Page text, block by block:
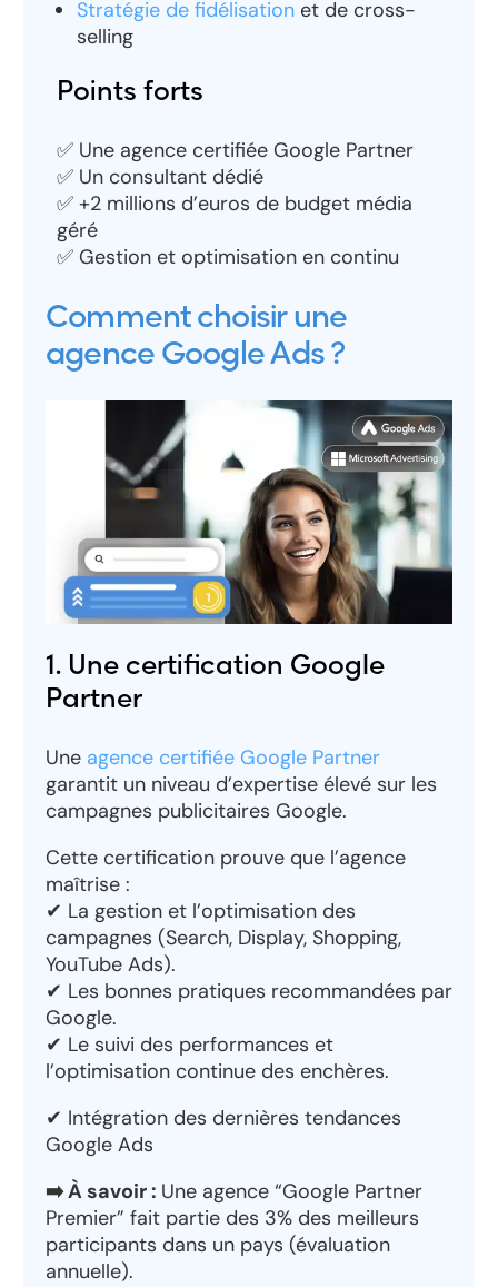
Stratégie de fidélisationet de cross-
selling
Points forts
✅ Une agence certifiée Google Partner
✅ Un consultant dédié
✅ +2 millions d’euros de budget média
géré
✅ Gestion et optimisation en continu
Comment choisir une
agence Google Ads ?
1. Une certification Google
Partner
Une agence certifiée Google Partner
garantit un niveau d’expertise élevé sur les
campagnes publicitaires Google.
Cette certification prouve que l’agence
maîtrise :
✔ La gestion et l’optimisation des
campagnes (Search, Display, Shopping,
YouTube Ads).
✔ Les bonnes pratiques recommandées par
Google.
✔ Le suivi des performances et
l’optimisation continue des enchères.
✔ Intégration des dernières tendances
Google Ads
➡️ À savoir : Une agence “Google Partner
Premier” fait partie des 3% des meilleurs
participants dans un pays (évaluation
annuelle).